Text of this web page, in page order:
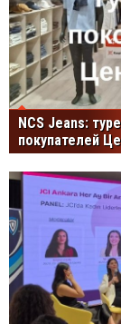
NCS Jeans:
покупателей